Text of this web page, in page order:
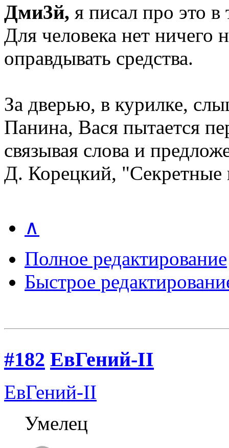
Дми3й, я писал про это
Для человека нет ничего
оправдывать средства.
За дверью, в курилке,
Панина, Вася пытается
связывая слова и
Д. Корецкий, "Секретные
∧
Полное редактирование
Быстрое
#182 ЕвГений-II
ЕвГений-II
Умелец